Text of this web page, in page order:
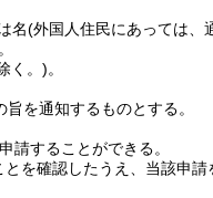
名(外国人住民にあっては、
。
く。)。
を通知するものとする。
請することができる。
を確認したうえ、当該申請